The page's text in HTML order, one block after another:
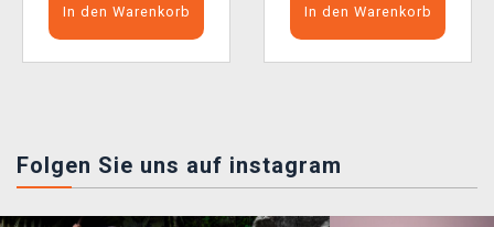
In den Warenkorb In den Warenkorb
Folgen Sie uns auf instagram